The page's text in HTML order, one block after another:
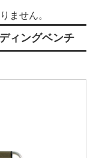
ません。
ィングベンチ